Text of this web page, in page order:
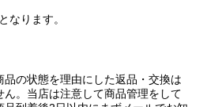
なります。
の状態を理由にした返品・交換は
。当店は注意して商品管理をして